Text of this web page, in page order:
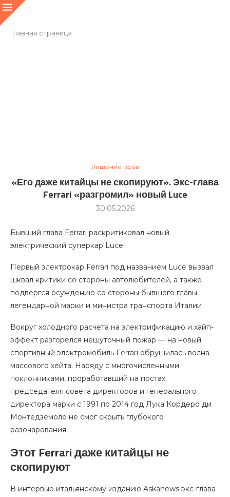
Главная страница
Лишение прав
«Его даже китайцы не скопируют». Экс-глава
Ferrari «разгромил» новый Luce
30.05.2026
Бывший глава Ferrari раскритиковал новый
электрический суперкар Luce
Первый электрокар Ferrari под названием Luce вызвал
шквал критики со стороны автолюбителей, а также
подвергся осуждению со стороны бывшего главы
легендарной марки и министра транспорта Италии
Вокруг холодного расчета на электрификацию и хайп-
эффект разгорелся нешуточный пожар — на новый
спортивный электромобиль Ferrari обрушилась волна
массового хейта. Наряду с многочисленными
поклонниками, проработавший на постах
председателя совета директоров и генерального
директора марки с 1991 по 2014 год Лука Кордеро ди
Монтедземоло не смог скрыть глубокого
разочарования.
Этот Ferrari даже китайцы не
скопируют
В интервью итальянскому изданию Askanews экс-глава